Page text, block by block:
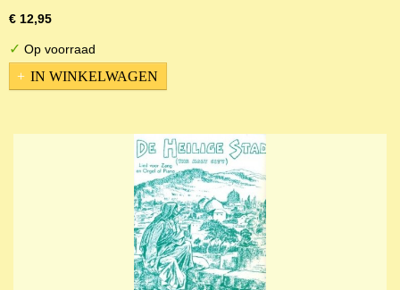
€ 12,95
✓ Op voorraad
IN WINKELWAGEN